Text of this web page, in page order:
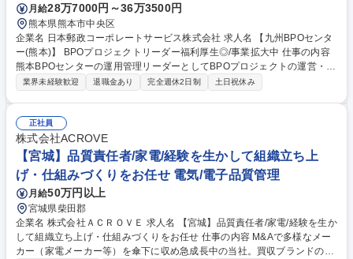
月給28万7000円～36万3500円
熊本県熊本市中央区
企業名 日本郵政コーポレートサービス株式会社 求人名 【九州BPOセンタ
ー(熊本)】 BPOプロジェクトリーダー福利厚生◎/事業拡大中 仕事の内容
熊本BPOセンターの運用管理リーダーとしてBPOプロジェクトの運営・推
進を担っていただきます。センター運営の中核人材として、案件の進捗管
容】・担当プロジェクトの全体スケジュールの把握および進捗管理・課題
管理・業務量予測およびリソース調整・本社BPO事業部との連携およびエ
スカレーション対応・クライアントとの業務要件や運用課題に関する調
整・折衝・品質向上・生産性向上に向けた業務改善活動の推進・配下メン
バーの業務フォローおよび育成 募集職種 【九州BPOセンター(熊本)】 BP
Oプロジェクトリーダー福利厚生◎/事業拡大中
業界未経験歓迎 退職金あり 完全週休2日制 土日祝休み
正社員
株式会社ACROVE
【宮城】品質責任者/家電/経験を生かして組織立ち上
げ・仕組みづくりをお任せ 電気/電子品質管理
月給50万円以上
宮城県柴田郡
企業名 株式会社ＡＣＲＯＶＥ 求人名 【宮城】品質責任者/家電/経験を生か
して組織立ち上げ・仕組みづくりをお任せ 仕事の内容 M&Aで多様なメー
カー（家電メーカー等）を傘下に収め急成長中の当社。買収ブランドの価